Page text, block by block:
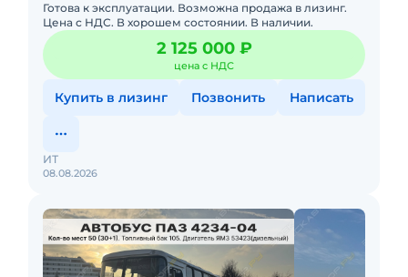
Готова к эксплуатации. Возможна продажа в лизинг.
Цена с НДС. В хорошем состоянии. В наличии.
2 125 000 ₽
цена с НДС
Купить в лизинг Позвонить Написать
08.08.2026
ИТ